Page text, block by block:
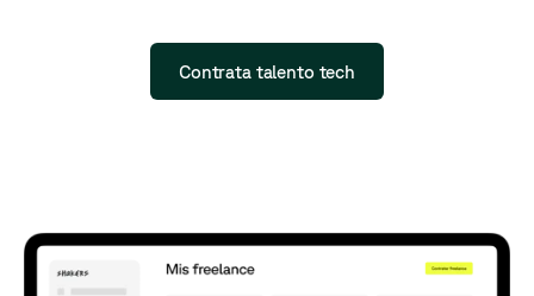
Contrata talento tech